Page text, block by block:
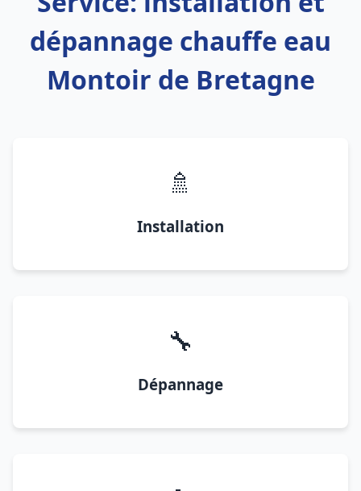
dépannage chauffe eau
Montoir de Bretagne
🚿
Installation
🔧
Dépannage